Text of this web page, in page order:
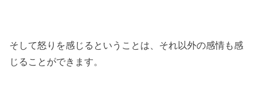
そして怒りを感じるということは、それ以外の感情も感
じることができます。